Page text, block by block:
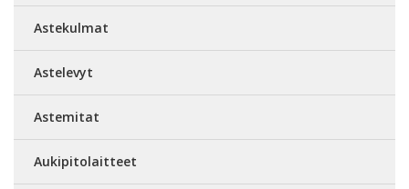
Astekulmat
Astelevyt
Astemitat
Aukipitolaitteet